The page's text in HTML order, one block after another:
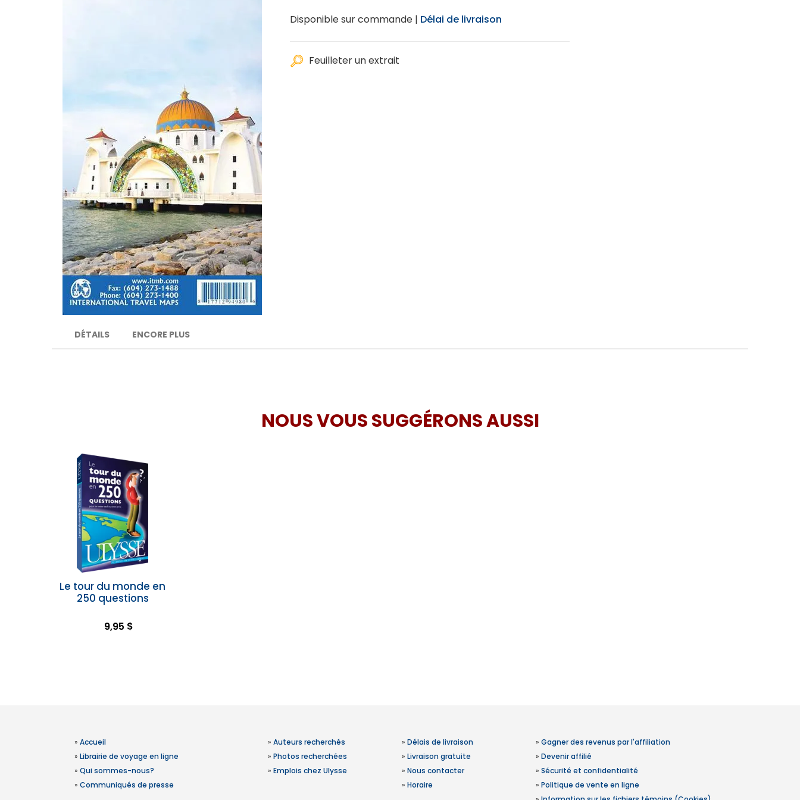
Disponible sur commande | Délai de livraison
Feuilleter un extrait
DÉTAILS ENCORE PLUS
NOUS VOUS SUGGÉRONS AUSSI
Le tour du monde en
250 questions
9,95 $
» Accueil
» Librairie de voyage en ligne
» Qui sommes-nous?
» Communiqués de presse
» Auteurs recherchés
» Photos recherchées
» Emplois chez Ulysse
» Délais de livraison
» Livraison gratuite
» Nous contacter
» Horaire
» Gagner des revenus par l'affiliation
» Devenir affilié
» Sécurité et confidentialité
» Politique de vente en ligne